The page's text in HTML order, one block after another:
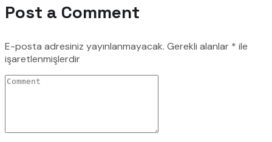
Post a Comment
E-posta adresiniz yayınlanmayacak. Gerekli alanlar * ile
işaretlenmişlerdir